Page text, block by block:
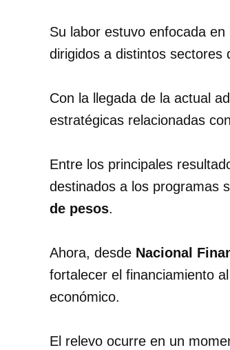
Su labor estuvo enfocada
dirigidos a distintos sectores
Con la llegada de la actual
estratégicas relacionadas
Entre los principales
destinados a los programas
de pesos.
Ahora, desde Nacional
fortalecer el financiamiento
económico.
El relevo ocurre en un